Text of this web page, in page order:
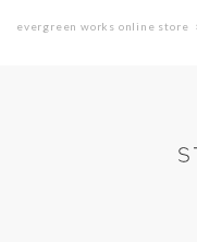
evergreen works online store